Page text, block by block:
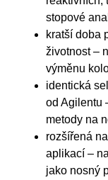
stopové
kratší doba
životnost –
výměnu
identická
od Agilentu
metody na
rozšířená
aplikací –
jako nosný